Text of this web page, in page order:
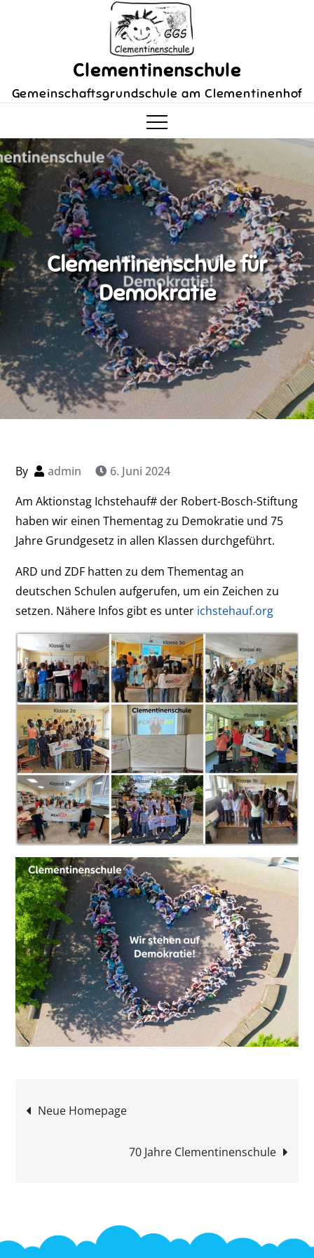
Clementinenschule
Gemeinschaftsgrundschule am Clementinenhof
Clementinenschule für
Demokratie
By admin
6. Juni 2024
Am Aktionstag Ichstehauf# der Robert-Bosch-Stiftung
haben wir einen Thementag zu Demokratie und 75
Jahre Grundgesetz in allen Klassen durchgeführt.
ARD und ZDF hatten zu dem Thementag an
deutschen Schulen aufgerufen, um ein Zeichen zu
setzen. Nähere Infos gibt es unter ichstehauf.org
Beitragsnavigation
Neue Homepage
70 Jahre Clementinenschule